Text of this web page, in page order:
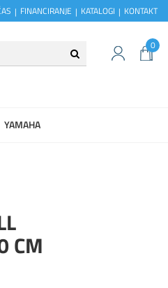
FINANCIRANJE KATALOGI KONTAKT
0
YAMAHA
CM